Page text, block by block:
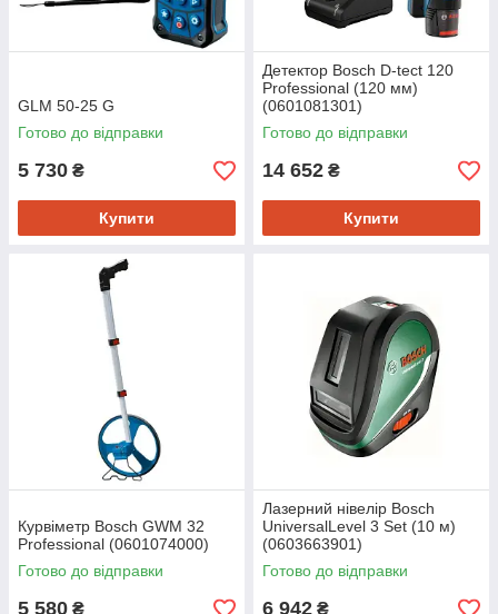
GLM 50-25 G
Готово до відправки
5 730 ₴
Купити
Детектор Bosch D-tect 120
Professional (120 мм)
(0601081301)
Готово до відправки
14 652 ₴
Купити
Курвіметр Bosch GWM 32
Professional (0601074000)
Готово до відправки
5 580 ₴
Лазерний нівелір Bosch
UniversalLevel 3 Set (10 м)
(0603663901)
Готово до відправки
6 942 ₴